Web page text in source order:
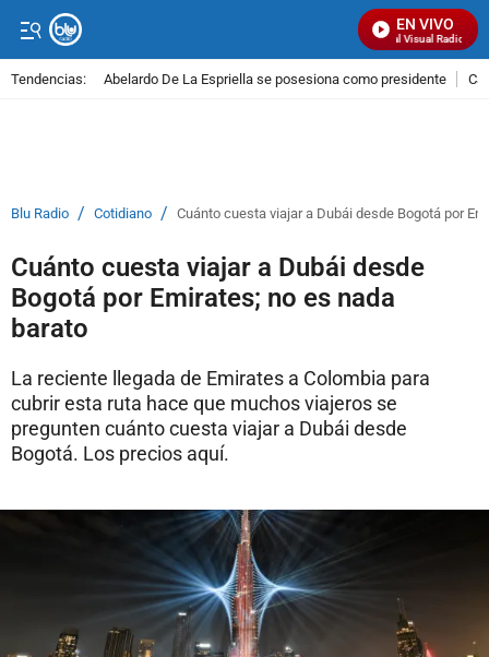
EN VIVO
Señal Visual Radio
Tendencias: Abelardo De La Espriella se posesiona como presidente
Blu Radio / Cotidiano / Cuánto cuesta viajar a Dubái desde Bogotá por
Cuánto cuesta viajar a Dubái desde
Bogotá por Emirates; no es nada
barato
La reciente llegada de Emirates a Colombia para
cubrir esta ruta hace que muchos viajeros se
pregunten cuánto cuesta viajar a Dubái desde
Bogotá. Los precios aquí.